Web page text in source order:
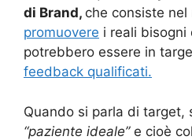
di Brand, che consiste nel
promuovere i reali bisogni
potrebbero essere in
feedback qualificati.
Quando si parla di target,
“paziente ideale” e cioè